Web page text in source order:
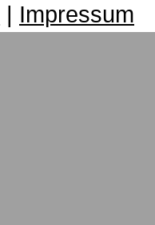
| Impressum